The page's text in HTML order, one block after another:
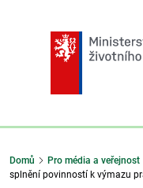
Domů Pro média a veřejnost
splnění povinností k výmazu